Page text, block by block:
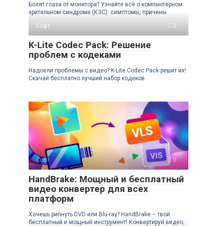
Болят глаза от монитора? Узнайте всё о компьютерном
зрительном синдроме (КЗС): симптомы, причины
Софт
0
K-Lite Codec Pack: Решение
проблем с кодеками
Надоели проблемы с видео? K-Lite Codec Pack решит их!
Скачай бесплатно лучший набор кодеков
Софт 0
HandBrake: Мощный и бесплатный
видео конвертер для всех
платформ
Хочешь рипнуть DVD или Blu-ray? HandBrake – твой
бесплатный и мощный инструмент! Конвертируй видео,